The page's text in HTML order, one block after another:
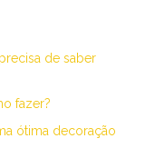
de saber
fazer?
ótima decoração